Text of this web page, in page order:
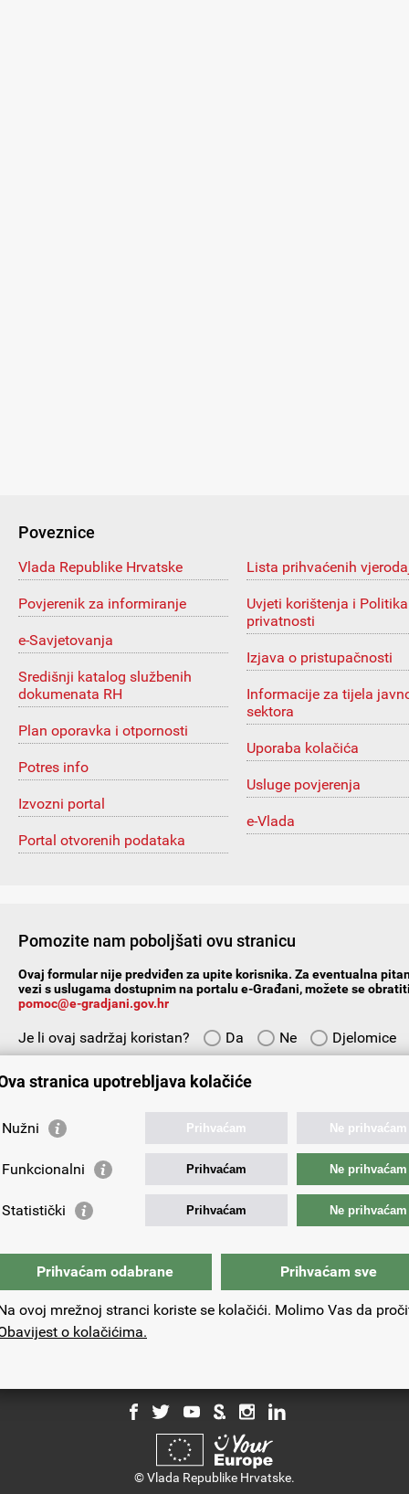
Poveznice
Vlada Republike Hrvatske
Povjerenik za informiranje
e-Savjetovanja
Središnji katalog službenih
dokumenata RH
Plan oporavka i otpornosti
Potres info
Izvozni portal
Portal otvorenih podataka
Lista prihvaćenih
Uvjeti korištenja i Politika
privatnosti
Izjava o pristupačnosti
Informacije za tijela
sektora
Uporaba kolačića
Usluge povjerenja
e-Vlada
Pomozite nam poboljšati ovu stranicu
Ovaj formular nije predviđen za upite korisnika. Za eventualna
vezi s uslugama dostupnim na portalu e-Građani, možete se
pomoc@e-gradjani.gov.hr
Je li ovaj sadržaj koristan? Da Ne
Djelomice
Vaša e-adresa:
© Vlada Republike Hrvatske.
stranica upotrebljava kolačiće
Nužni Prihvaćam Ne prihvaćam
Funkcionalni Prihvaćam Ne prihvaćam
Statistički Prihvaćam Ne prihvaćam
Prihvaćam odabrane Prihvaćam sve
ovoj mrežnoj stranci koriste se kolačići. Molimo Vas da
o kolačićima.